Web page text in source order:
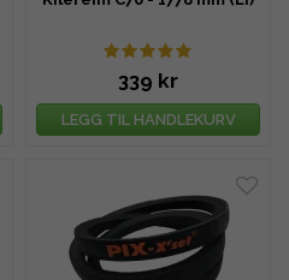
339 kr
LEGG TIL HANDLEKURV